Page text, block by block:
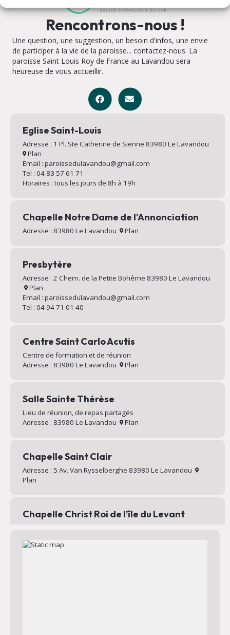
Rencontrons-nous !
Une question, une suggestion, un besoin d'infos, une envie
de participer à la vie de la paroisse... contactez-nous. La
paroisse Saint Louis Roy de France au Lavandou sera
heureuse de vous accueillir.
Eglise Saint-Louis
Adresse : 1 Pl. Ste Catherine de Sienne 83980 Le Lavandou
Plan
Email : paroissedulavandou@gmail.com
Tel : 04 83 57 61 71
Horaires : tous les jours de 8h à 19h
Chapelle Notre Dame de l'Annonciation
Adresse : 83980 Le Lavandou Plan
Presbytère
Adresse : 2 Chem. de la Petite Bohême 83980 Le Lavandou
Plan
Email : paroissedulavandou@gmail.com
Tel : 04 94 71 01 40
Centre Saint Carlo Acutis
Centre de formation et de réunion
Adresse : 83980 Le Lavandou
Plan
Salle Sainte Thérèse
Lieu de réunion, de repas partagés
Adresse : 83980 Le Lavandou
Plan
Chapelle Saint Clair
Adresse : 5 Av. Van Rysselberghe 83980 Le Lavandou
Plan
Chapelle Christ Roi de l’île du Levant